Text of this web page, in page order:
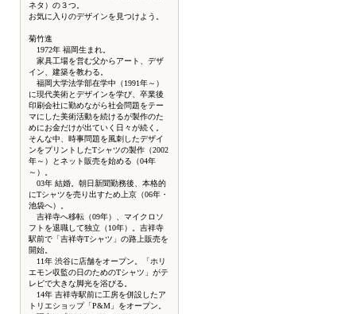
ネタ）の３つ。
お気に入りのデザインを見つけよう。
菊竹進
1972年 福岡生まれ。
家具工場を営む父からアート、デザ
イン、建築を教わる。
福岡大学法学部在学中（1991年～）
に現代美術とデザインを学び、卒業後
印刷会社に勤めながら社会問題をテー
マにした美術活動を続けるが製作のた
めにお金だけが出ていく日々が続く。
そんな中、時事問題を風刺したデザイ
ンをプリントしたTシャツの製作（2002
年～）とネット販売を始める（04年
～）。
03年 結婚。朝日新聞勤務後、本格的
にTシャツを売り出すため上京（06年・
池袋へ）。
吉祥寺へ移転（09年）、マイクロソ
フトを退職して独立（10年）。吉祥寺
駅前で「吉祥寺Tシャツ」の路上販売を
開始。
11年 渋谷に店舗をオープン。「ホリ
エモン収監の日のためのTシャツ」がテ
レビで大きな脚光を浴びる。
14年 吉祥寺駅前に工房を併設したア
トリエショップ「P&M」をオープン。